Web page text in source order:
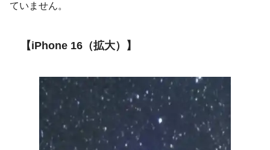
ていません。
【iPhone 16（拡大）】